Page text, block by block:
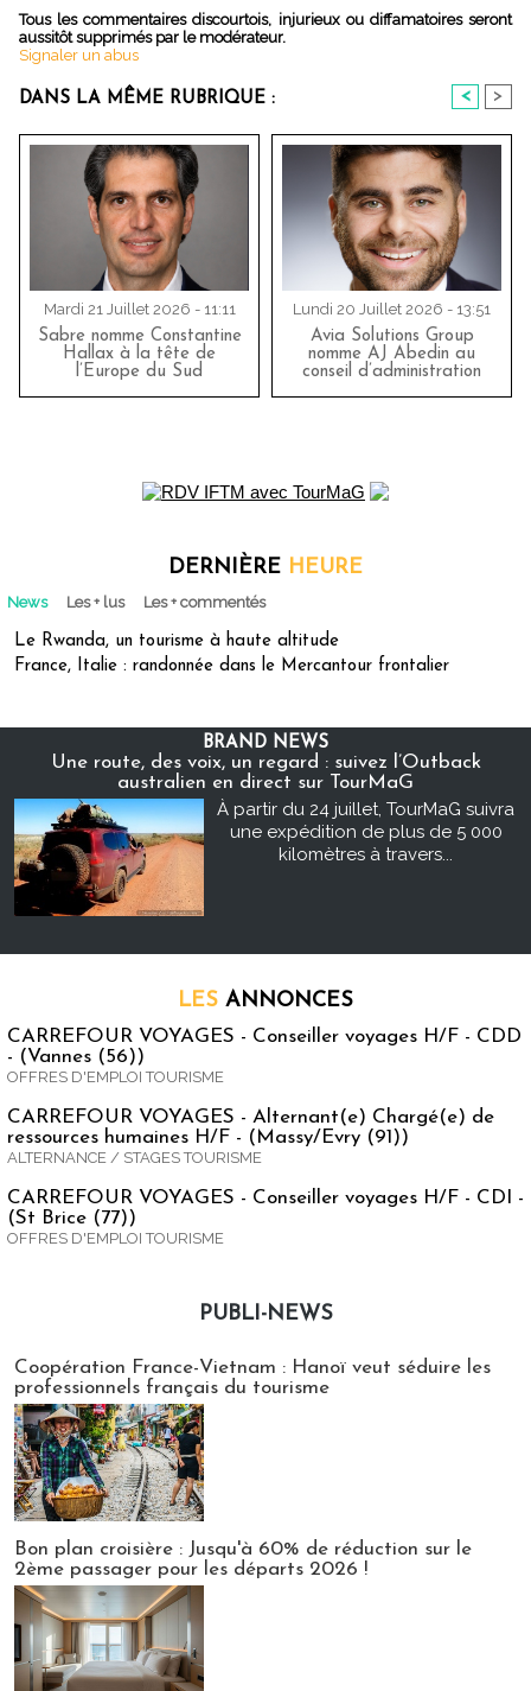
Tous les commentaires discourtois, injurieux ou diffamatoires seront
aussitôt supprimés par le modérateur.
Signaler un abus
DANS LA MÊME RUBRIQUE : < >
Mardi 21 Juillet 2026 - 11:11
Sabre nomme Constantine
Hallax à la tête de
l’Europe du Sud
Lundi 20 Juillet 2026 - 13:51
Avia Solutions Group
nomme AJ Abedin au
conseil d’administration
DERNIÈRE HEURE
News Les + lus Les + commentés
Le Rwanda, un tourisme à haute altitude
France, Italie : randonnée dans le Mercantour frontalier
BRAND NEWS
Une route, des voix, un regard : suivez l’Outback
australien en direct sur TourMaG
À partir du 24 juillet, TourMaG suivra
une expédition de plus de 5 000
kilomètres à travers...
LES ANNONCES
CARREFOUR VOYAGES - Conseiller voyages H/F - CDD
- (Vannes (56))
OFFRES D'EMPLOI TOURISME
CARREFOUR VOYAGES - Alternant(e) Chargé(e) de
ressources humaines H/F - (Massy/Evry (91))
ALTERNANCE / STAGES TOURISME
CARREFOUR VOYAGES - Conseiller voyages H/F - CDI -
(St Brice (77))
OFFRES D'EMPLOI TOURISME
PUBLI-NEWS
Coopération France-Vietnam : Hanoï veut séduire les
professionnels français du tourisme
Bon plan croisière : Jusqu'à 60% de réduction sur le
2ème passager pour les départs 2026 !